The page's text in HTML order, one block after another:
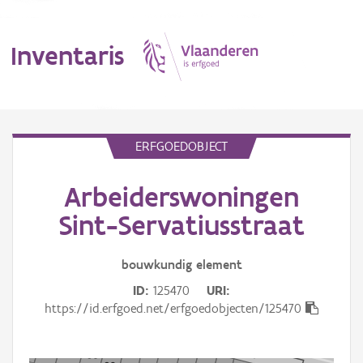
Inventaris
Erfgoedobject
Aanduidingsobject
ERFGOEDOBJECT
Arbeiderswoningen
Sint-Servatiusstraat
bouwkundig element
ID 125470
URI
https://id.erfgoed.net/erfgoedobjecten/125470